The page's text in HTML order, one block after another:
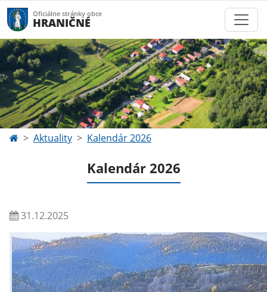
Oficiálne stránky obce
HRANIČNÉ
Aktuality Kalendár 2026
Kalendár 2026
31.12.2025